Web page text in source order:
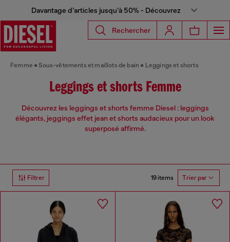
Davantage d’articles jusqu’à 50% - Découvrez
Rechercher
Femme Sous-vêtements et maillots de bain Leggings et shorts
Leggings et shorts Femme
Découvrez les leggings et shorts femme Diesel : leggings
élégants, jeggings effet jean et shorts audacieux pour un look
superposé affirmé.
Filtrer 19 items Trier par